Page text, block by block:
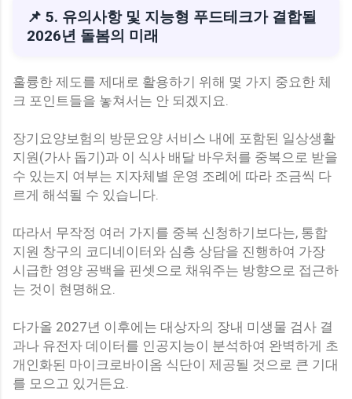
📌 5. 유의사항 및 지능형 푸드테크가 결합될
2026년 돌봄의 미래
훌륭한 제도를 제대로 활용하기 위해 몇 가지 중요한 체
크 포인트들을 놓쳐서는 안 되겠지요.
장기요양보험의 방문요양 서비스 내에 포함된 일상생활
지원(가사 돕기)과 이 식사 배달 바우처를 중복으로 받을
수 있는지 여부는 지자체별 운영 조례에 따라 조금씩 다
르게 해석될 수 있습니다.
따라서 무작정 여러 가지를 중복 신청하기보다는, 통합
지원 창구의 코디네이터와 심층 상담을 진행하여 가장
시급한 영양 공백을 핀셋으로 채워주는 방향으로 접근하
는 것이 현명해요.
다가올 2027년 이후에는 대상자의 장내 미생물 검사 결
과나 유전자 데이터를 인공지능이 분석하여 완벽하게 초
개인화된 마이크로바이옴 식단이 제공될 것으로 큰 기대
를 모으고 있거든요.